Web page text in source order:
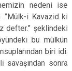
nedeni ise
.”Mülk-i Kavazid ki
defter.” şeklindeki
bu mülkün
biri idi.
savaşından sonra